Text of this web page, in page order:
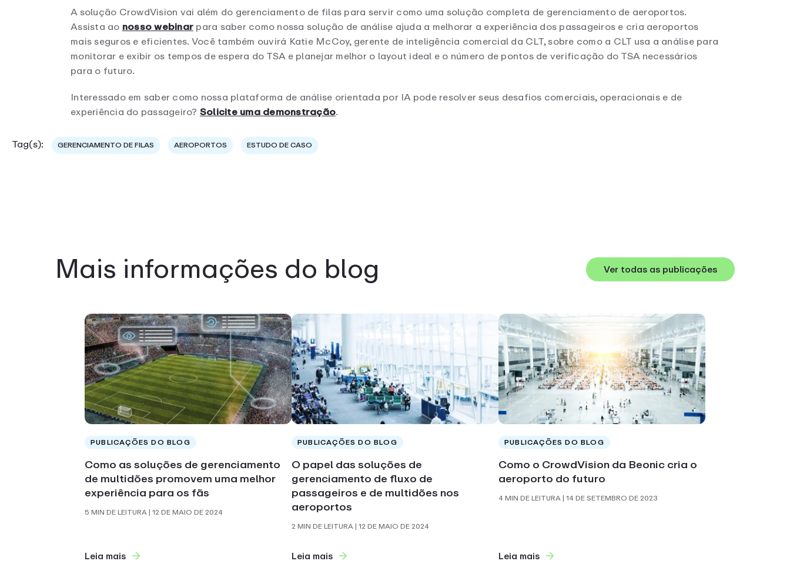
A solução CrowdVision vai além do gerenciamento de filas para servir como uma solução completa de gerenciamento de aeroportos.
Assista aonosso webinarpara saber como nossa solução de análise ajuda a melhorar a experiência dos passageiros e cria aeroportos
mais seguros e eficientes. Você também ouvirá Katie McCoy, gerente de inteligência comercial da CLT, sobre como a CLT usa a análise para
monitorar e exibir os tempos de espera do TSA e planejar melhor o layout ideal e o número de pontos de verificação do TSA necessários
para o futuro.
Interessado em saber como nossa plataforma de análise orientada por IA pode resolver seus desafios comerciais, operacionais e de
experiência do passageiro?Solicite uma demonstração.
Tag(s): GERENCIAMENTO DE FILAS AEROPORTOS ESTUDO DE CASO
Mais informações do blog Ver todas as publicações
PUBLICAÇÕES DO BLOG
Como as soluções de gerenciamento
de multidões promovem uma melhor
experiência para os fãs
5 MIN DE LEITURA| 12 DE MAIO DE 2024
Leia mais
PUBLICAÇÕES DO BLOG
O papel das soluções de
gerenciamento de fluxo de
passageiros e de multidões nos
aeroportos
2 MIN DE LEITURA| 12 DE MAIO DE 2024
Leia mais
PUBLICAÇÕES DO BLOG
Como o CrowdVision da Beonic cria o
aeroporto do futuro
4 MIN DE LEITURA| 14 DE SETEMBRO DE 2023
Leia mais